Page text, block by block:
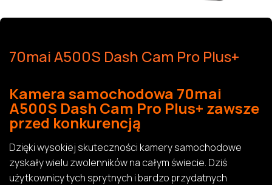
70mai A500S Dash Cam Pro Plus+
Kamera samochodowa 70mai
A500S Dash Cam Pro Plus+ zawsze
przed konkurencją
Dzięki wysokiej skuteczności kamery samochodowe
zyskały wielu zwolenników na całym świecie. Dziś
użytkownicy tych sprytnych i bardzo przydatnych